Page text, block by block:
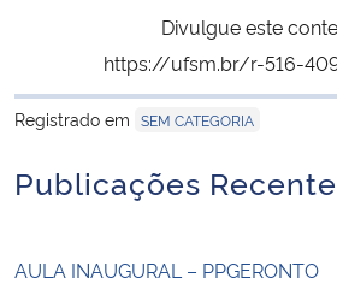
Secretaria de Governo
Divulgue este
https://ufsm.br/r-516-
Registrado em SEM CATEGORIA
Publicações
AULA INAUGURAL – PPGERONTO